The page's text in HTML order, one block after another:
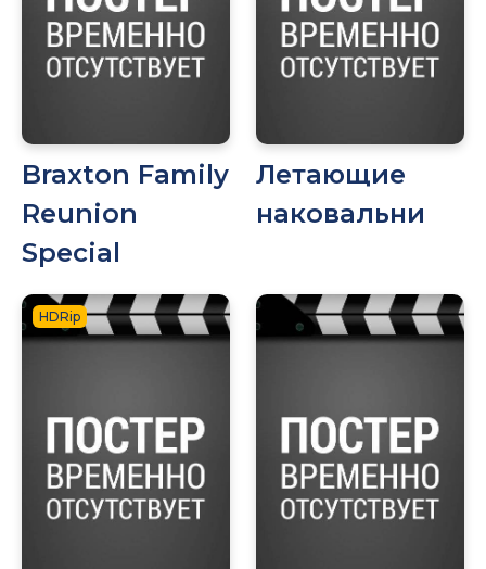
Braxton Family
Reunion
Special
Летающие
наковальни
HDRip